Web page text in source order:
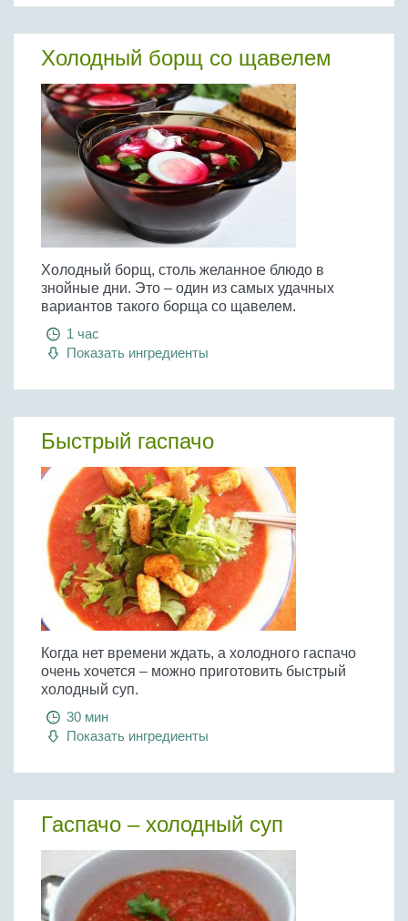
Холодный борщ со щавелем
Холодный борщ, столь желанное блюдо в
знойные дни. Это – один из самых удачных
вариантов такого борща со щавелем.
1 час
Показать ингредиенты
Быстрый гаспачо
Когда нет времени ждать, а холодного гаспачо
очень хочется – можно приготовить быстрый
холодный суп.
30 мин
Показать ингредиенты
Гаспачо – холодный суп